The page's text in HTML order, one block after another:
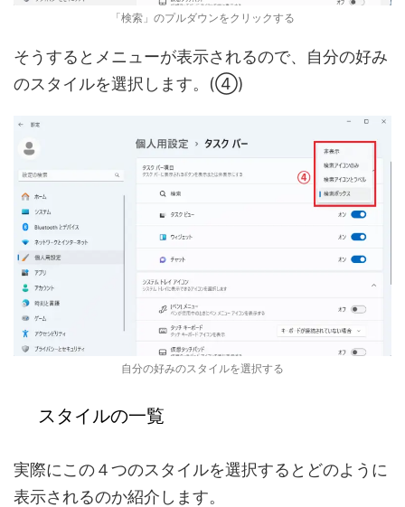
「検索」のプルダウンをクリックする
そうするとメニューが表示されるので、自分の好み
のスタイルを選択します。(④)
自分の好みのスタイルを選択する
スタイルの一覧
実際にこの４つのスタイルを選択するとどのように
表示されるのか紹介します。